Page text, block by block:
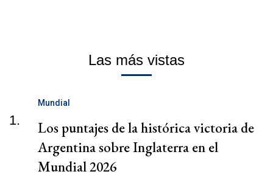
Las más vistas
1.
Mundial
Los puntajes de la histórica victoria de
Argentina sobre Inglaterra en el
Mundial 2026